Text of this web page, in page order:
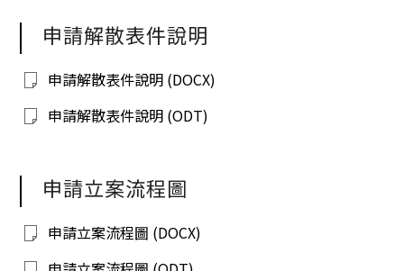
申請解散表件說明
申請解散表件說明 (DOCX)
申請解散表件說明 (ODT)
申請立案流程圖
申請立案流程圖 (DOCX)